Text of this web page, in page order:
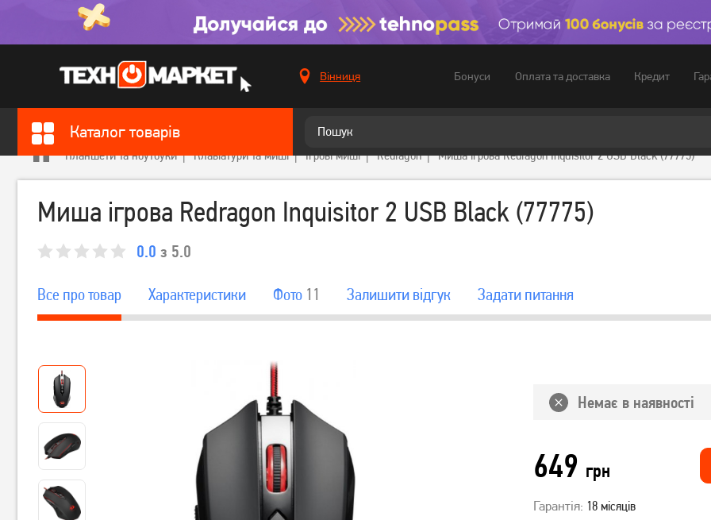
Вінниця Бонуси Оплата та доставка Кредит
Каталог товарів
Планшети та ноутбуки Клавіатури та миші Ігрові миші Redragon Миша ігрова Redragon Inquisitor 2 USB Black (77775)
Миша ігрова Redragon Inquisitor 2 USB Black (77775)
0.0 з 5.0
Все про товар Характеристики Фото 11 Залишити вiдгук Задати питання
Немає в наявності
649 грн
Гарантія: 18 місяців